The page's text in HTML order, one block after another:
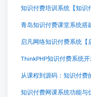
ThinkPHP知识付费系统开
从课程到源码：知识付费
知识付费网课系统功能与